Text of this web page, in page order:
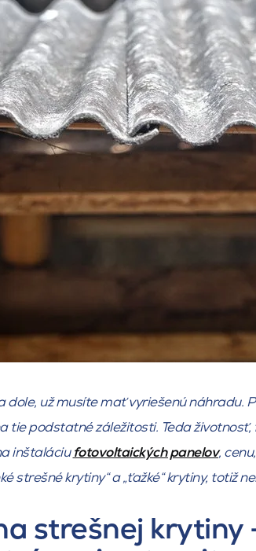
dole, už musíte mať vyriešenú náhradu.
tie podstatné záležitosti. Teda
inštaláciufotovoltaických panelov,
strešné krytiny“ a „ťažké“ krytiny, totiž
strešnej krytiny